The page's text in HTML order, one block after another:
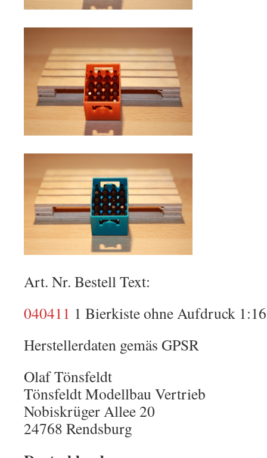
Art. Nr. Bestell Text:
040411 1 Bierkiste ohne Aufdruck
Herstellerdaten gemäs GPSR
Olaf Tönsfeldt
Tönsfeldt Modellbau Vertrieb
Nobiskrüger Allee 20
24768 Rendsburg